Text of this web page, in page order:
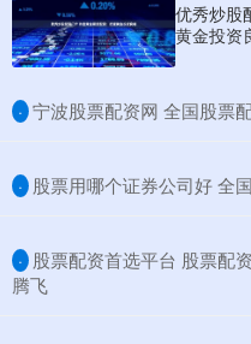
优秀炒股
黄金投资
· 宁波股票配资网 全国股票
· 股票用哪个证券公司好 全
· 股票配资首选平台 股票配
腾飞